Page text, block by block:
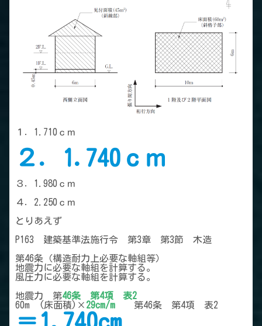
１．1.710ｃｍ
２．1.740ｃｍ
３．1.980ｃｍ
４．2.250ｃｍ
とりあえず
P163 建築基準法施行令 第3章 第3節 木造
第46条（構造耐力上必要な軸組等）
地震力に必要な軸組を計算する。
風圧力に必要な軸組を計算する。
地震力 第46条 第4項 表2
60m²(床面積)× 29cm/m² 第46条 第4項 表2
＝1,740cm